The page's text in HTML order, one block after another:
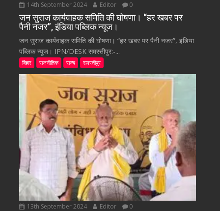
14th September 2024 Editor 0
जन सुराज कार्यवाहक समिति की घोषणा। “हर खबर पर
पैनी नजर”, इंडिया पब्लिक न्यूज।
जन सुराज कार्यवाहक समिति की घोषणा। “हर खबर पर पैनी नजर”, इंडिया
पब्लिक न्यूज। IPN/DESK समस्तीपुर:-...
बिहार राजनीतिक राज्य समस्तीपुर
13th September 2024 Editor 0